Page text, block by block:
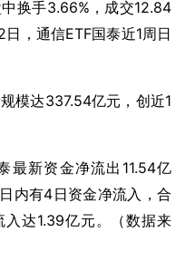
换手3.66%，成交12.84
，通信ETF国泰近1周日
模达337.54亿元，创近1
最新资金净流出11.54亿
内有4日资金净流入，合
入达1.39亿元。（数据来